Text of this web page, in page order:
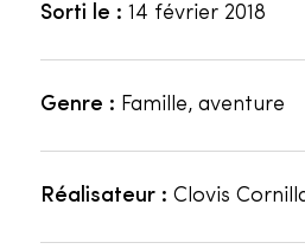
Sorti le : 14 février 2018
Genre : Famille, aventure
Réalisateur : Clovis